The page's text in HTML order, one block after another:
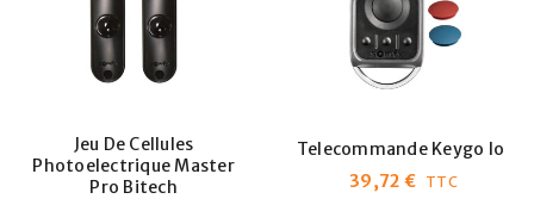
Jeu De Cellules
Photoelectrique Master
Pro Bitech
Telecommande Keygo Io
39,72 € TTC